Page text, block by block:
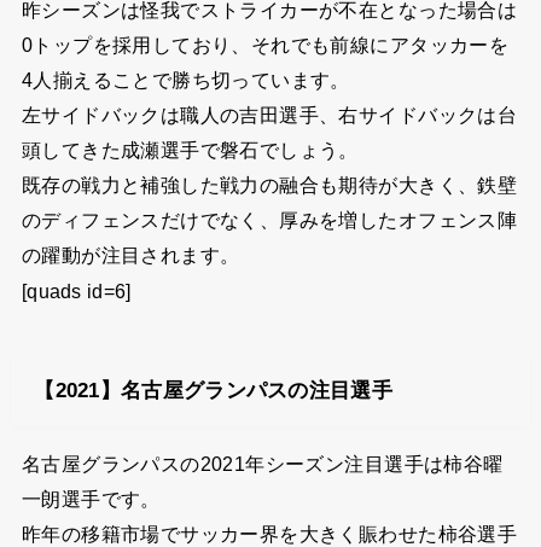
昨シーズンは怪我でストライカーが不在となった場合は
0トップを採用しており、それでも前線にアタッカーを
4人揃えることで勝ち切っています。
左サイドバックは職人の吉田選手、右サイドバックは台
頭してきた成瀬選手で磐石でしょう。
既存の戦力と補強した戦力の融合も期待が大きく、鉄壁
のディフェンスだけでなく、厚みを増したオフェンス陣
の躍動が注目されます。
[quads id=6]
【2021】名古屋グランパスの注目選手
名古屋グランパスの2021年シーズン注目選手は柿谷曜
一朗選手です。
昨年の移籍市場でサッカー界を大きく賑わせた柿谷選手